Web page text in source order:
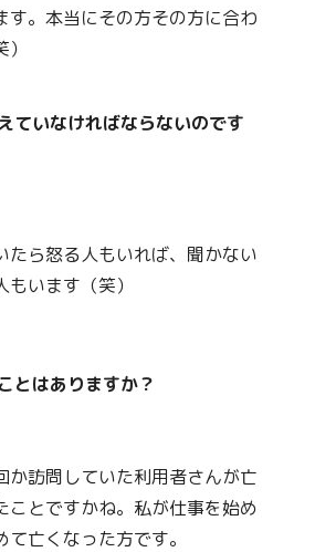
す。本当にその方その方に合わ
ていなければならないのです
たら怒る人もいれば、聞かない
もいます（笑）
とはありますか？
か訪問していた利用者さんが亡
ことですかね。私が仕事を始め
て亡くなった方です。